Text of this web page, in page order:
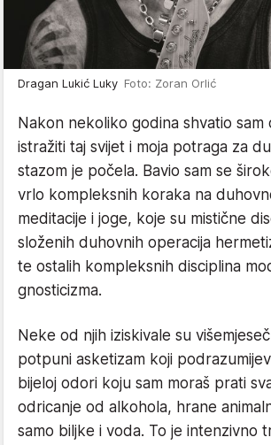
Dragan Lukić Luky Foto: Zoran Orlić
Nakon nekoliko godina shvatio sam
istražiti taj svijet i moja potraga za
stazom je počela. Bavio sam se
vrlo kompleksnih koraka na
meditacije i joge, koje su mistične
složenih duhovnih operacija
te ostalih kompleksnih disciplina
gnosticizma.
Neke od njih iziskivale su
potpuni asketizam koji
bijeloj odori koju sam moraš prati
odricanje od alkohola, hrane
samo biljke i voda. To je intenzivno